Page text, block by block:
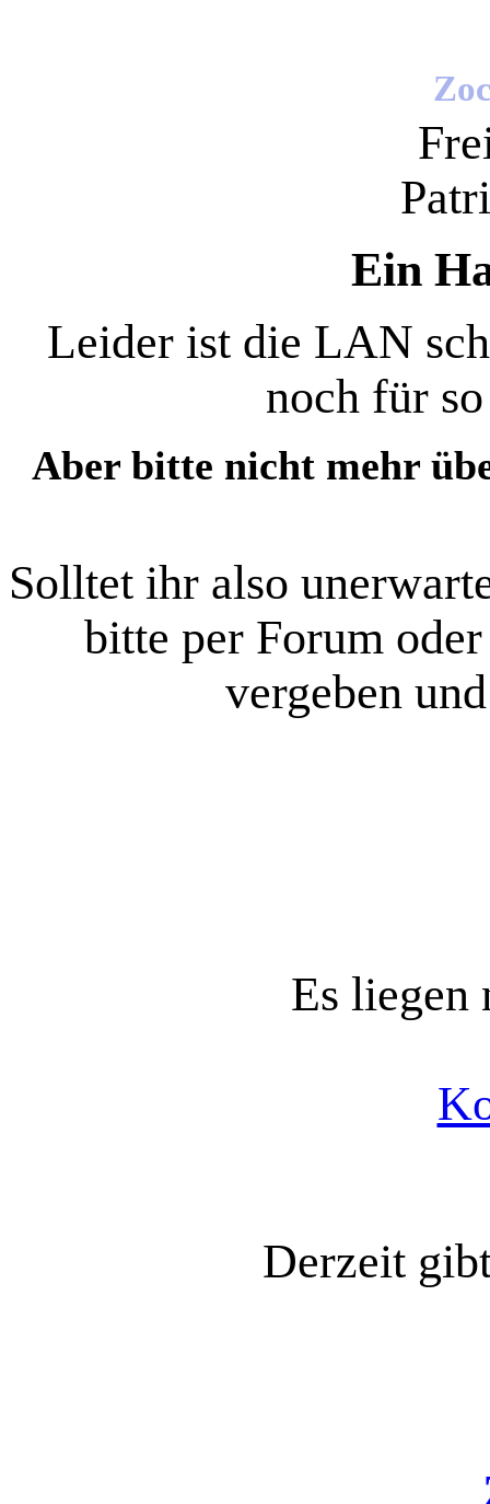
Ein
Leider ist die LAN
noch für
Aber bitte nicht mehr
Solltet ihr also
bitte per Forum
vergeben
Es liegen
Derzeit